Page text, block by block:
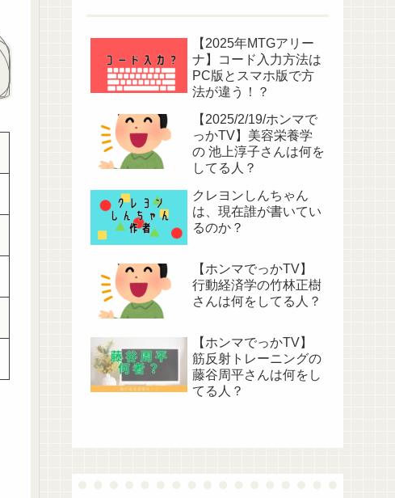
【2025年MTGアリー
ナ】コード入力方法は
PC版とスマホ版で方
法が違う！？
【2025/2/19/ホンマで
っかTV】美容栄養学
の 池上淳子さんは何を
してる人？
クレヨンしんちゃん
は、現在誰が書いてい
るのか？
【ホンマでっかTV】
行動経済学の竹林正樹
さんは何をしてる人？
【ホンマでっかTV】
筋反射トレーニングの
藤谷周平さんは何をし
てる人？